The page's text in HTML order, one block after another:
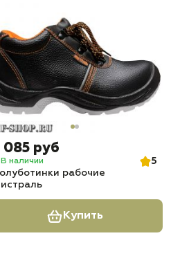
085 руб
В наличии
5
рабочие
Купить